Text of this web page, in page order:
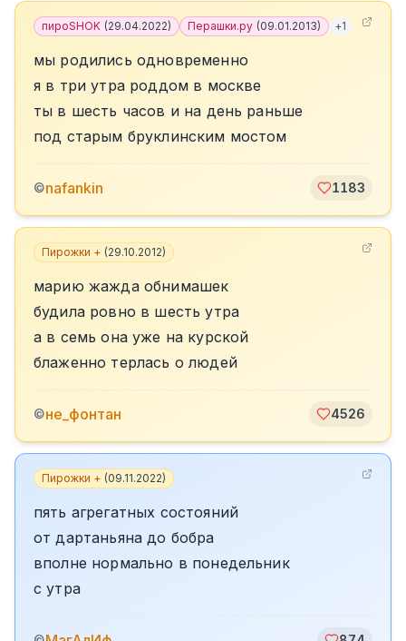
пироSHOK (29.04.2022) Перашки.ру (09.01.2013) +1
мы родились одновременно
я в три утра роддом в москве
ты в шесть часов и на день раньше
под старым бруклинским мостом
©nafankin 1183
Пирожки + (29.10.2012)
марию жажда обнимашек
будила ровно в шесть утра
а в семь она уже на курской
блаженно терлась о людей
©не_фонтан 4526
Пирожки + (09.11.2022)
пять агрегатных состояний
от дартаньяна до бобра
вполне нормально в понедельник
с утра